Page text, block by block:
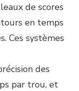
de scores
en temps
Ces systèmes
des
par trou, et